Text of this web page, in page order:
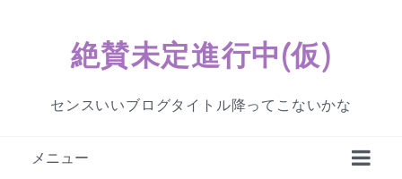
絶賛未定進行中(仮)
センスいいブログタイトル降ってこないかな
メニュー